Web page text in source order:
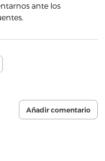
ante los
Añadir comentario